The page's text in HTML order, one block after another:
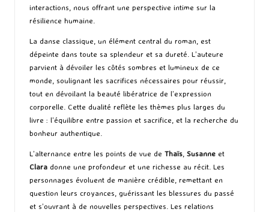
interactions, nous offrant une perspective intime sur la
résilience humaine.
La danse classique, un élément central du roman, est
dépeinte dans toute sa splendeur et sa dureté. L’auteure
parvient à dévoiler les côtés sombres et lumineux de ce
monde, soulignant les sacrifices nécessaires pour réussir,
tout en dévoilant la beauté libératrice de l’expression
corporelle. Cette dualité reflète les thèmes plus larges du
livre : l’équilibre entre passion et sacrifice, et la recherche du
bonheur authentique.
L’alternance entre les points de vue de Thaïs, Susanne et
Clara donne une profondeur et une richesse au récit. Les
personnages évoluent de manière crédible, remettant en
question leurs croyances, guérissant les blessures du passé
et s’ouvrant à de nouvelles perspectives. Les relations